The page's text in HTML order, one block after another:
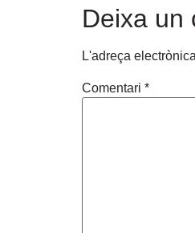
Deixa un
L'adreça
Comentari *